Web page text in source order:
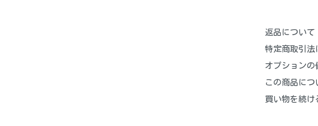
返品について
特定商取引法
オプションの
この商品につ
買い物を続け